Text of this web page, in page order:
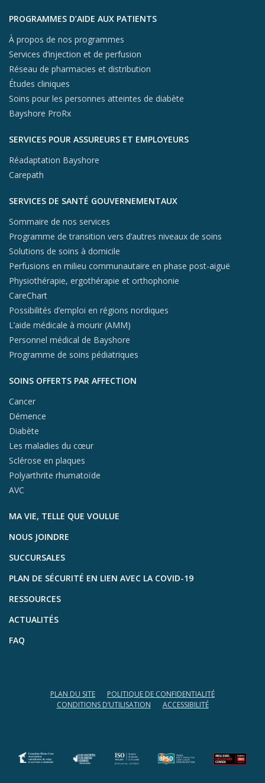
PROGRAMMES D’AIDE AUX PATIENTS
À propos de nos programmes
Services d’injection et de perfusion
Réseau de pharmacies et distribution
Études cliniques
Soins pour les personnes atteintes de diabète
Bayshore ProRx
SERVICES POUR ASSUREURS ET EMPLOYEURS
Réadaptation Bayshore
Carepath
SERVICES DE SANTÉ GOUVERNEMENTAUX
Sommaire de nos services
Programme de transition vers d’autres niveaux de soins
Solutions de soins à domicile
Perfusions en milieu communautaire en phase post-aiguë
Physiothérapie, ergothérapie et orthophonie
CareChart
Possibilités d’emploi en régions nordiques
L’aide médicale à mourir (AMM)
Personnel médical de Bayshore
Programme de soins pédiatriques
SOINS OFFERTS PAR AFFECTION
Cancer
Démence
Diabète
Les maladies du cœur
Sclérose en plaques
Polyarthrite rhumatoïde
AVC
MA VIE, TELLE QUE VOULUE
NOUS JOINDRE
SUCCURSALES
PLAN DE SÉCURITÉ EN LIEN AVEC LA COVID-19
RESSOURCES
ACTUALITÉS
FAQ
PLAN DU SITE
POLITIQUE DE CONFIDENTIALITÉ
CONDITIONS D’UTILISATION
ACCESSIBILITÉ
(opens in a new tab)(opens in a new tab)